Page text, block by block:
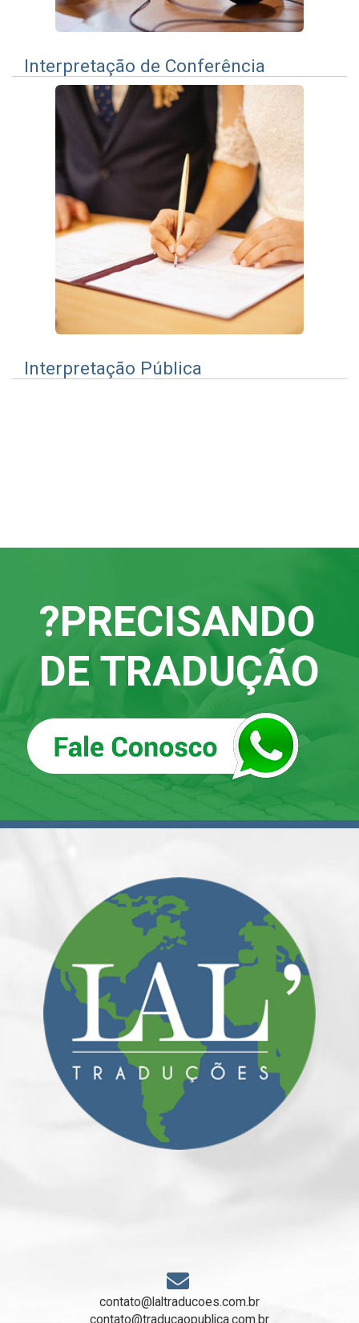
Interpretação de Conferência
Interpretação Pública
?PRECISANDO
DE TRADUÇÃO
contato@laltraducoes.com.br
contato@traducaopublica.com.br